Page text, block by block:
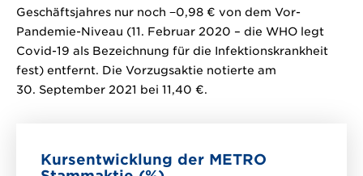
Geschäftsjahres nur noch −0,98 € von dem Vor-
Pandemie-Niveau (11. Februar 2020 – die WHO legt
Covid-19 als Bezeichnung für die Infektionskrankheit
fest) entfernt. Die Vorzugsaktie notierte am
30. September 2021 bei 11,40 €.
Kursentwicklung der METRO